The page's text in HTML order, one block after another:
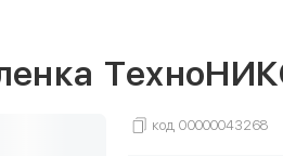
код00000043268